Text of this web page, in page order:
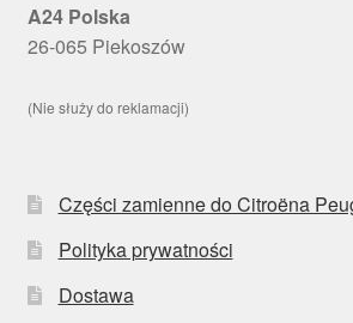
A24 Polska
26-065 Piekoszów
(Nie służy do reklamacji)
Części zamienne do Citroëna
Polityka prywatności
Dostawa